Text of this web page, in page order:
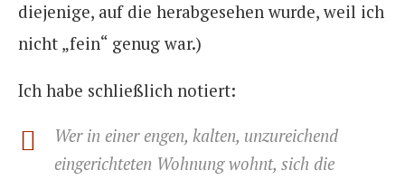
diejenige, auf die herabgesehen wurde, weil ich
nicht „fein“ genug war.)
Ich habe schließlich notiert:
Wer in einer engen, kalten, unzureichend
eingerichteten Wohnung wohnt, sich die